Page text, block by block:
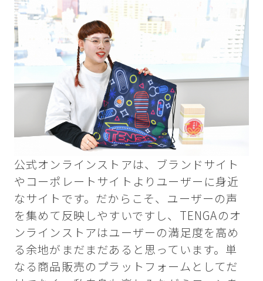
公式オンラインストアは、ブランドサイト
やコーポレートサイトよりユーザーに身近
なサイトです。だからこそ、ユーザーの声
を集めて反映しやすいですし、TENGAのオ
ンラインストアはユーザーの満足度を高め
る余地がまだまだあると思っています。単
なる商品販売のプラットフォームとしてだ